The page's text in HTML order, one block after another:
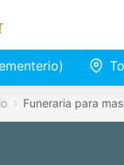
Funeraria para